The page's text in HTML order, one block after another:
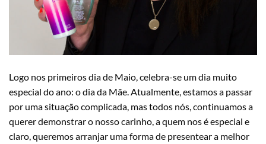
Logo nos primeiros dia de Maio, celebra-se um dia muito
especial do ano: o dia da Mãe. Atualmente, estamos a passar
por uma situação complicada, mas todos nós, continuamos a
querer demonstrar o nosso carinho, a quem nos é especial e
claro, queremos arranjar uma forma de presentear a melhor